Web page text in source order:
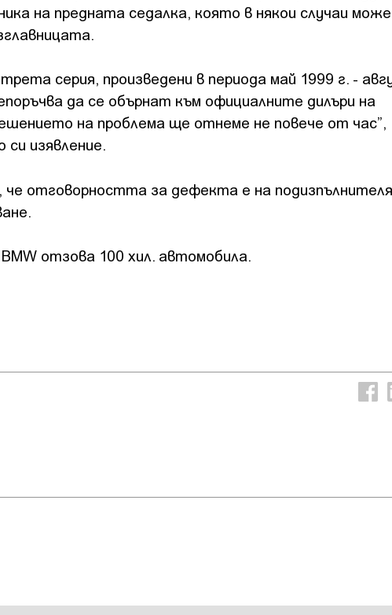
на предната седалка, която в някои случаи
серия, произведени в периода май 1999 г. -
да се обърнат към официалните дилъри на
на проблема ще отнеме не повече от час”,
изявление.
отговорността за дефекта е на
отзова 100 хил. автомобила.